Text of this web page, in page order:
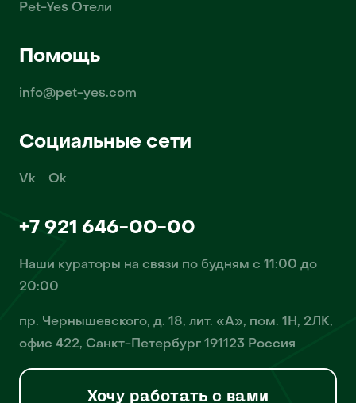
Pet-Yes Отели
Помощь
info@pet-yes.com
Социальные сети
Vk Ok
+7 921 646-00-00
Наши кураторы на связи по будням с 11:00 до
20:00
пр. Чернышевского, д. 18, лит. «А», пом. 1Н, 2ЛК,
офис 422, Санкт-Петербург 191123 Россия
Хочу работать с вами